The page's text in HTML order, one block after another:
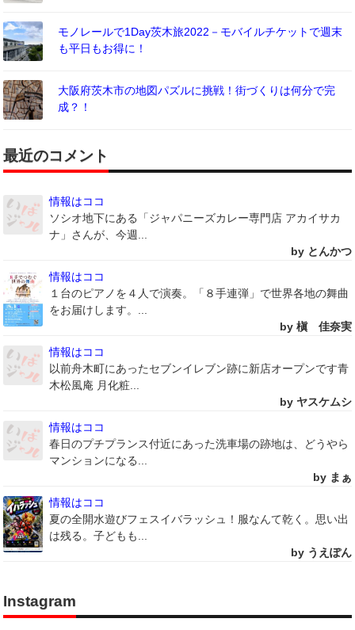
モノレールで1Day茨木旅2022－モバイルチケットで週末
も平日もお得に！
大阪府茨木市の地図パズルに挑戦！街づくりは何分で完
成？！
最近のコメント
情報はココ
ソシオ地下にある「ジャパニーズカレー専門店 アカイサカ
ナ」さんが、今週...
by とんかつ
情報はココ
１台のピアノを４人で演奏。「８手連弾」で世界各地の舞曲
をお届けします。...
by 槇 佳奈実
情報はココ
以前舟木町にあったセブンイレブン跡に新店オープンです青
木松風庵 月化粧...
by ヤスケムシ
情報はココ
春日のプチプランス付近にあった洗車場の跡地は、どうやら
マンションになる...
by まぁ
情報はココ
夏の全開水遊びフェスイバラッシュ！服なんて乾く。思い出
は残る。子どもも...
by うえぽん
Instagram